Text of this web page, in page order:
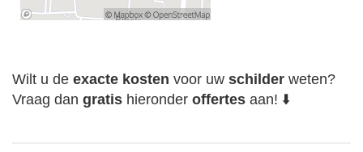
Wilt u de exacte kosten voor uw schilder weten?
Vraag dan gratis hieronder offertes aan! ⬇️